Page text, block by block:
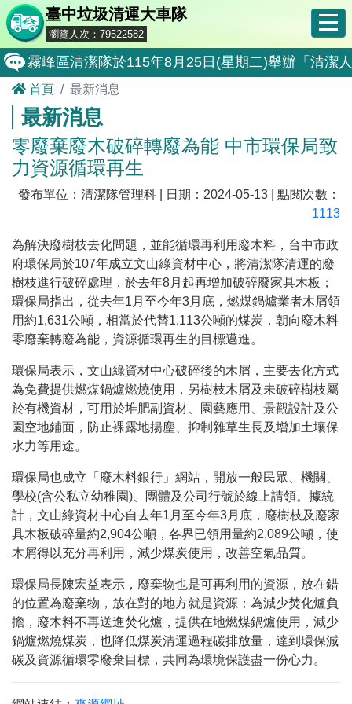
臺中垃圾清運大車隊
瀏覽人次：79522582
霧峰區清潔隊於115年8月25日(星期二)舉辦「清潔
大肚區清潔隊於115年8月25日(星期二)舉辦「清潔
北屯區清潔隊於115年8月11日(星期二)舉辦「清潔
外埔區清潔隊於115年8月18日(星期二)舉辦「清潔
石岡區清潔隊於115年8月18日(星期二)舉辦「清潔
東勢區清潔隊於115年8月18日(星期二)舉辦「清
全民監督公共工程施工品質, 請撥打通報專線0800-
防堵非洲豬瘟總動員，因應非洲豬瘟疫情，市民端
因應非洲豬瘟疫情，市民端廚餘收運排出方式不變
8月10日14:30至15:00防空演習行動網路降速演練
首頁 最新消息
最新消息
零廢棄廢木破碎轉廢為能 中市環保局致
力資源循環再生
發布單位：清潔隊管理科 | 日期：2024-05-13 | 點閱次數：
1113
為解決廢樹枝去化問題，並能循環再利用廢木料，台中市政
府環保局於107年成立文山綠資材中心，將清潔隊清運的廢
樹枝進行破碎處理，於去年8月起再增加破碎廢家具木板；
環保局指出，從去年1 月至今年3月底，燃煤鍋爐業者木屑領
用約1,631公噸，相當於代替1,113公噸的煤炭，朝向廢木料
零廢棄轉廢為能，資源循環再生的目標邁進。
環保局表示，文山綠資材中心破碎後的木屑，主要去化方式
為免費提供燃煤鍋爐燃燒使用，另樹枝木屑及未破碎樹枝屬
於有機資材，可用於堆肥副資材、園藝應用、景觀設計及公
園空地鋪面，防止裸露地揚塵、抑制雜草生長及增加土壤保
水力等用途。
環保局也成立「廢木料銀行」網站，開放一般民眾、機關、
學校(含公私立幼稚園) 、團體及公司行號於線上請領。據統
計，文山綠資材中心自去年1 月至今年3月底，廢樹枝及廢家
具木板破碎量約2,904公噸，各界已領用量約2,089公噸，使
木屑得以充分再利用，減少煤炭使用，改善空氣品質。
環保局長陳宏益表示，廢棄物也是可再利用的資源，放在錯
的位置為廢棄物，放在對的地方就是資源；為減少焚化爐負
擔，廢木料不再送進焚化爐，提供在地燃煤鍋爐使用，減少
鍋爐燃燒煤炭，也降低煤炭清運過程碳排放量，達到環保減
碳及資源循環零廢棄目標，共同為環境保護盡一份心力。